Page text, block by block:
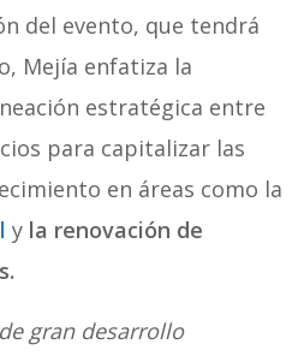
del evento, que tendrá
Mejía enfatiza la
estratégica entre
para capitalizar las
en áreas como la
y la renovación de
gran desarrollo